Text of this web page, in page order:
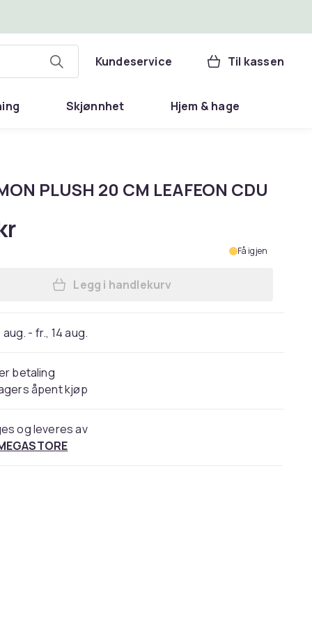
Kundeservice Til kassen
Skjønnhet Hjem & hage
PLUSH 20 CM LEAFEON CDU
Få igjen
Legg POKEMON PLUSH 20 CM
Legg i handlekurv
aug. - fr., 14 aug.
betaling
åpent kjøp
og leveres av